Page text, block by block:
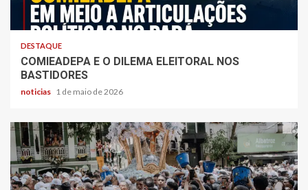
DESTAQUE
COMIEADEPA E O DILEMA ELEITORAL NOS
BASTIDORES
noticias 1 de maio de 2026